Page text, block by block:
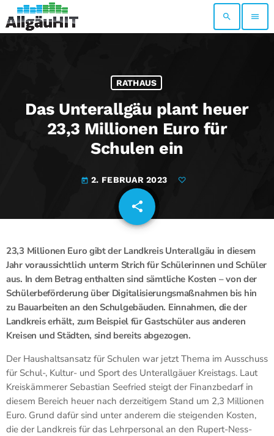
search menu
RATHAUS
Das Unterallgäu plant heuer
23,3 Millionen Euro für
Schulen ein
today 2. FEBRUAR 2023
share
email
23,3 Millionen Euro gibt der Landkreis Unterallgäu in diesem
Jahr voraussichtlich unterm Strich für Schülerinnen und Schüler
aus. In dem Betrag enthalten sind sämtliche Kosten – von der
Schülerbeförderung über Digitalisierungsmaßnahmen bis hin
zu Bauarbeiten an den Schulgebäuden. Einnahmen, die der
Landkreis erhält, zum Beispiel für Gastschüler aus anderen
Kreisen und Städten, sind bereits abgezogen.
Der Haushaltsansatz für Schulen war jetzt Thema im Ausschuss
für Schul-, Kultur- und Sport des Unterallgäuer Kreistags. Laut
Kreiskämmerer Sebastian Seefried steigt der Finanzbedarf in
diesem Bereich heuer nach derzeitigem Stand um 2,3 Millionen
Euro. Grund dafür sind unter anderem die steigenden Kosten,
die der Landkreis für das Lehrpersonal an den Rupert-Ness-